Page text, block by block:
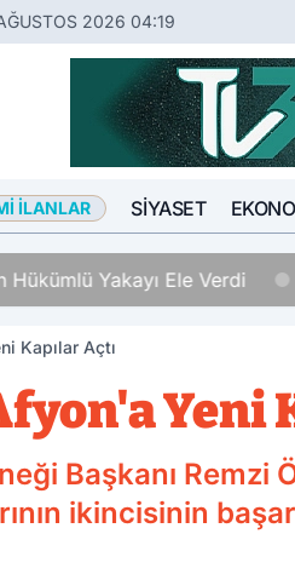
2026 04:19
İLANLAR SIYASET
Hükümlü Yakayı Ele Verdi
Kapılar Açtı
Yeni
Başkanı Remzi
ikincisinin